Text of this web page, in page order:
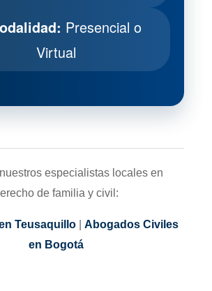
Presencial o
Virtual
especialistas locales en
de familia y civil:
Teusaquillo
Abogados Civiles
en Bogotá